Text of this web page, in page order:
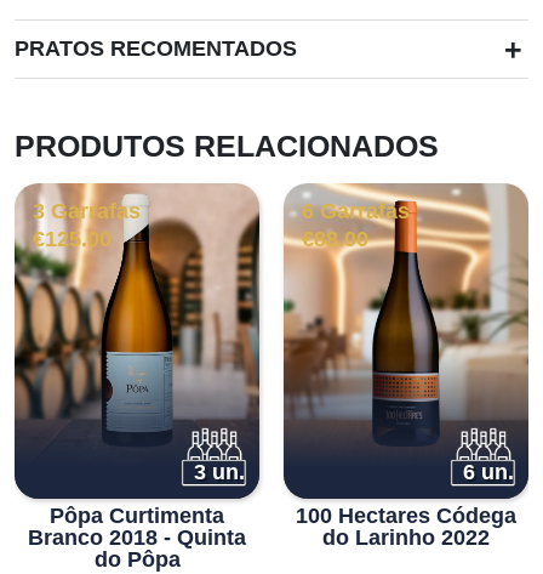
PRATOS RECOMENTADOS +
PRODUTOS RELACIONADOS
3 Garrafas
€125.00
3 un.
Pôpa Curtimenta
Branco 2018 - Quinta
do Pôpa
6 Garrafas
€88.00
6 un.
100 Hectares Códega
do Larinho 2022